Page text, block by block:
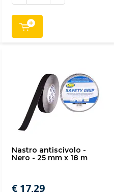
Nastro antiscivolo -
Nero - 25 mm x 18 m
€ 17,29